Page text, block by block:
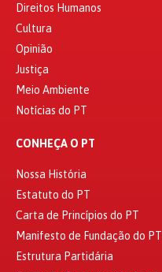
Direitos Humanos
Cultura
Opinião
Justiça
Meio Ambiente
Notícias do PT
CONHEÇA O PT
Nossa História
Estatuto do PT
Carta de Princípios do PT
Manifesto de Fundação do PT
Estrutura Partidária